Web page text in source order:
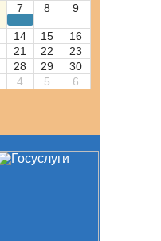
7 8 9
14 15
16
21 22
23
28 29
30
4 5 6